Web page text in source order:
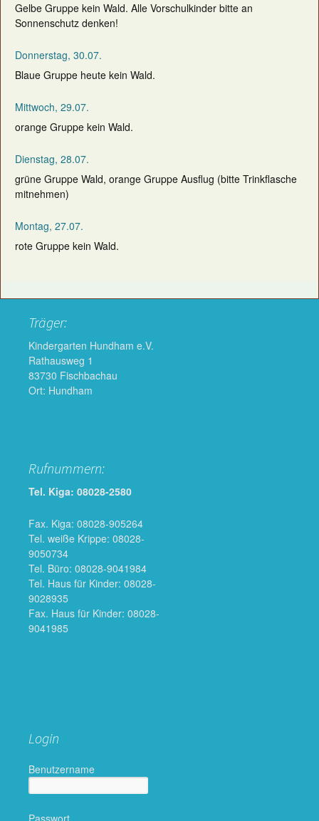
Gelbe Gruppe kein Wald. Alle Vorschulkinder bitte an
Sonnenschutz denken!
Donnerstag, 30.07.
Blaue Gruppe heute kein Wald.
Mittwoch, 29.07.
orange Gruppe kein Wald.
Dienstag, 28.07.
grüne Gruppe Wald, orange Gruppe Ausflug (bitte Trinkflasche
mitnehmen)
Montag, 27.07.
rote Gruppe kein Wald.
Träger:
Kindergarten Hundham e.V.
Rathausweg 1
83730 Fischbachau
Ort: Hundham
Rufnummern:
Tel. Kiga: 08028-2580
Fax. Kiga: 08028-905264
Tel. weiße Krippe: 08028-
9050734
Tel. Büro: 08028-9041984
Tel. Haus für Kinder: 08028-
9028935
Fax. Haus für Kinder: 08028-
9041985
Login
Benutzername
Passwort